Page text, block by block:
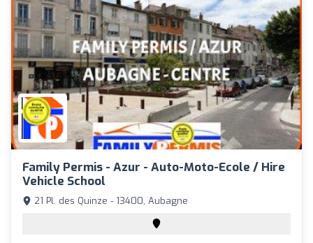
Family Permis - Azur - Auto-Moto-Ecole / Hire
Vehicle School
21 Pl. des Quinze - 13400, Aubagne